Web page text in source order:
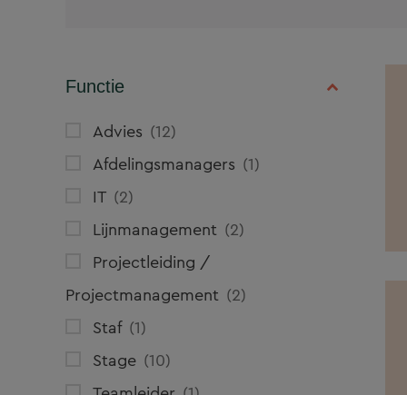
Functie
Advies
12
Afdelingsmanagers
1
IT 2
Lijnmanagement 2
Projectleiding /
Projectmanagement 2
Staf 1
Stage 10